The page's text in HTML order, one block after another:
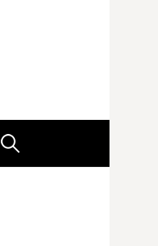
検